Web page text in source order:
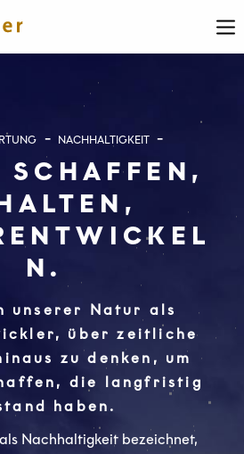
NACHHALTIGKEIT
SCHAFFEN,
N.
unserer Natur als
über zeitliche
zu denken, um
die langfristig
haben.
Nachhaltigkeit bezeichnet,